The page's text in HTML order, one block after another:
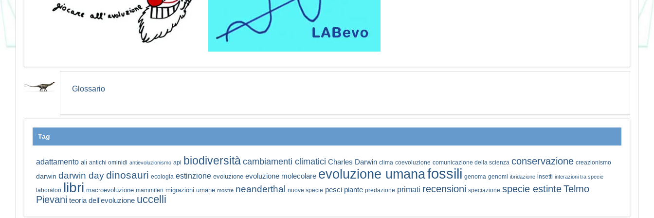
Glossario
Tag
adattamento ali antichi ominidi antievoluzionismo api biodiversitàcambiamenti climatici Charles Darwin clima coevoluzione comunicazione della scienza conservazione creazionismo
darwin darwin daydinosauri ecologia estinzione evoluzione evoluzione molecolare evoluzione umanafossili genoma genomi ibridazione insetti interazioni tra specie
laboratori libri macroevoluzione mammiferi migrazioni umane mostre neanderthal nuove specie pesci piante predazione primati recensioni speciazione specie estinteTelmo
Pievani teoria dell'evoluzione uccelli